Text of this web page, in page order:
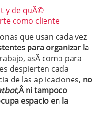
que usan cada vez
para organizar la
asÃ­ como para
despierten cada
de las aplicaciones, no
Â ni tampoco
espacio en la